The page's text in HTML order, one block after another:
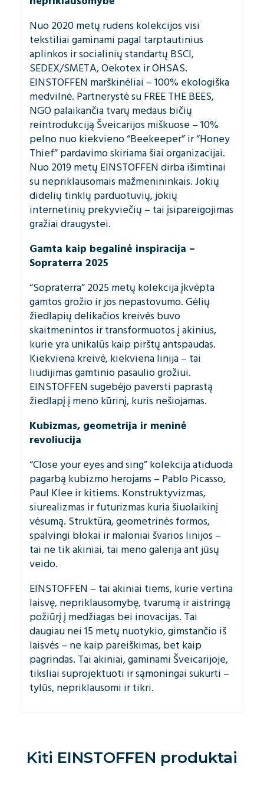
Nuo 2020 metų rudens kolekcijos visi
tekstiliai gaminami pagal tarptautinius
aplinkos ir socialinių standartų BSCI,
SEDEX/SMETA, Oekotex ir OHSAS.
EINSTOFFEN marškinėliai – 100% ekologiška
medvilnė. Partnerystė su FREE THE BEES,
NGO palaikančia tvarų medaus bičių
reintrodukciją Šveicarijos miškuose – 10%
pelno nuo kiekvieno “Beekeeper” ir “Honey
Thief” pardavimo skiriama šiai organizacijai.
Nuo 2019 metų EINSTOFFEN dirba išimtinai
su nepriklausomais mažmenininkais. Jokių
didelių tinklų parduotuvių, jokių
internetinių prekyviečių – tai įsipareigojimas
gražiai draugystei.
Gamta kaip begalinė inspiracija –
Sopraterra 2025
“Sopraterra” 2025 metų kolekcija įkvėpta
gamtos grožio ir jos nepastovumo. Gėlių
žiedlapių delikačios kreivės buvo
skaitmenintos ir transformuotos į akinius,
kurie yra unikalūs kaip pirštų antspaudas.
Kiekviena kreivė, kiekviena linija – tai
liudijimas gamtinio pasaulio grožiui.
EINSTOFFEN sugebėjo paversti paprastą
žiedlapį į meno kūrinį, kuris nešiojamas.
Kubizmas, geometrija ir meninė
revoliucija
“Close your eyes and sing” kolekcija atiduoda
pagarbą kubizmo herojams – Pablo Picasso,
Paul Klee ir kitiems. Konstruktyvizmas,
siurealizmas ir futurizmas kuria šiuolaikinį
vėsumą. Struktūra, geometrinės formos,
spalvingi blokai ir maloniai švarios linijos –
tai ne tik akiniai, tai meno galerija ant jūsų
veido.
EINSTOFFEN – tai akiniai tiems, kurie vertina
laisvę, nepriklausomybę, tvarumą ir aistringą
požiūrį į medžiagas bei inovacijas. Tai
daugiau nei 15 metų nuotykio, gimstančio iš
laisvės – ne kaip pareiškimas, bet kaip
pagrindas. Tai akiniai, gaminami Šveicarijoje,
tiksliai suprojektuoti ir sąmoningai sukurti –
tylūs, nepriklausomi ir tikri.
Kiti EINSTOFFEN produktai